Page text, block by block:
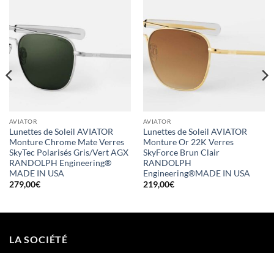
AVIATOR
Lunettes de Soleil AVIATOR
Monture Chrome Mate Verres
SkyTec Polarisés Gris/Vert AGX
RANDOLPH Engineering®
MADE IN USA
279,00€
AVIATOR
Lunettes de Soleil AVIATOR
Monture Or 22K Verres
SkyForce Brun Clair
RANDOLPH
Engineering®MADE IN USA
219,00€
LA SOCIÉTÉ